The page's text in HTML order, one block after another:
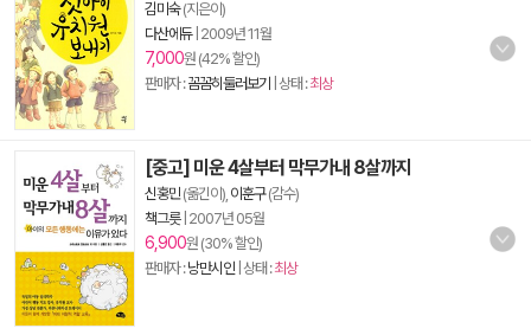
김미숙(지은이)
다산에듀| 2009년 11월
7,000원 (42% 할인)
판매자 :꼼꼼히둘러보기 | 상태 :최상
[중고] 미운 4살부터 막무가내 8살까지
신홍민(옮긴이), 이훈구(감수)
책그릇| 2007년 05월
6,900원 (30% 할인)
판매자 :낭만시인 | 상태 :최상